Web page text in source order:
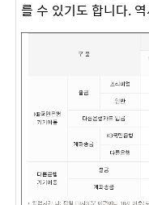
를 수 있기도 합니다.